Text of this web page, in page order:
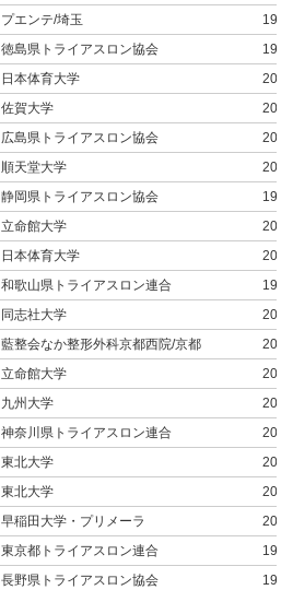
プエンテ/埼玉
1993
徳島県トライアスロン協会
1991
日本体育大学
2005
佐賀大学
2004
広島県トライアスロン協会
2007
順天堂大学
2003
静岡県トライアスロン協会
1993
立命館大学
2004
日本体育大学
2007
和歌山県トライアスロン連合
1998
同志社大学
2005
藍整会なか整形外科京都西院/京都
2000
立命館大学
2006
九州大学
2003
神奈川県トライアスロン連合
2002
東北大学
2003
東北大学
2002
早稲田大学・プリメーラ
2006
東京都トライアスロン連合
1984
長野県トライアスロン協会
1997